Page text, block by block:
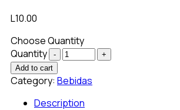
L10.00
Choose Quantity
Quantity
Add to cart
Category: Bebidas
Description